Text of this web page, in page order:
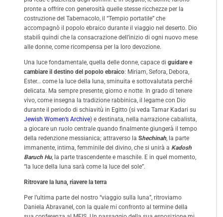
pronte a offrire con generosità quelle stesse ricchezze per la
costruzione del Tabernacolo, il “Tempio portatile” che
accompagnò il popolo ebraico durante il viaggio nel deserto. Dio
stabilì quindi che la consacrazione dell’inizio di ogni nuovo mese
alle donne, come ricompensa per la loro devozione.
Una luce fondamentale, quella delle donne, capace di guidare e
cambiare il destino del popolo ebraico: Miriam, Sefora, Debora,
Ester… come la luce della luna, sminuita e sottovalutata perché
delicata. Ma sempre presente, giorno e notte. In grado di tenere
vivo, come insegna la tradizione rabbinica, il legame con Dio
durante il periodo di schiavitù in Egitto (si veda Tamar Kadari su
Jewish Women’s Archive) e destinata, nella narrazione cabalista,
a giocare un ruolo centrale quando finalmente giungerà il tempo
della redenzione messianica; attraverso la Shechinah, la parte
immanente, intima, femminile del divino, che si unirà a Kadosh
Baruch Hu, la parte trascendente e maschile. E in quel momento,
“la luce della luna sarà come la luce del sole”.
Ritrovare la luna, riavere la terra
Per l’ultima parte del nostro “viaggio sulla luna”, ritroviamo
Daniela Abravanel, con la quale mi confronto al termine della